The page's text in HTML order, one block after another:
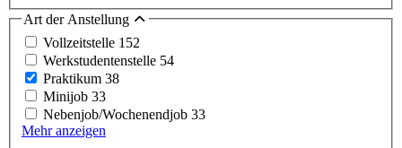
Art der Anstellung
Vollzeitstelle 152
Werkstudentenstelle 54
Praktikum 38
Minijob 33
Nebenjob/Wochenendjob 33
Mehr anzeigen